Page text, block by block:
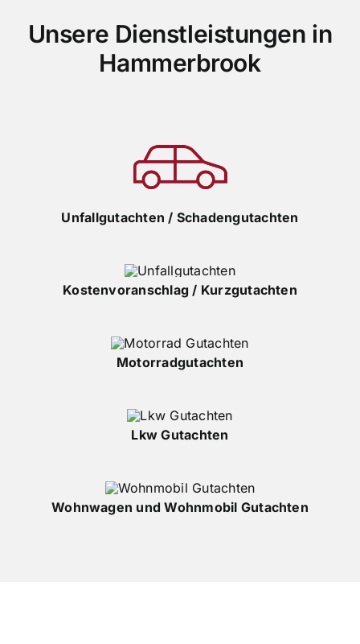
Unsere Dienstleistungen in
Hammerbrook
Unfallgutachten / Schadengutachten
Kostenvoranschlag / Kurzgutachten
Motorradgutachten
Lkw Gutachten
Wohnwagen und Wohnmobil Gutachten